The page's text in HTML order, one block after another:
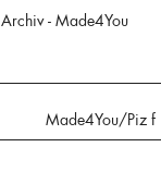
Archiv - Made4You
Made4You/Piz f